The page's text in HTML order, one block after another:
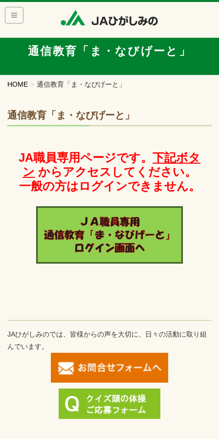
通信教育「ま・なびげーと」
HOME 通信教育「ま・なびげーと」
通信教育「ま・なびげーと」
JA職員専用ページです。 下記ボタ
ン からアクセスしてください。
一般の方はログインできません。
JAひがしみのでは、皆様からの声を大切に、日々の活動に取り組
んでいます。